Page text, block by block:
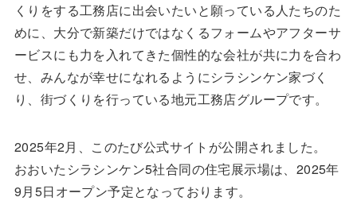
くりをする工務店に出会いたいと願っている人たちのた
めに、大分で新築だけではなくるフォームやアフターサ
ービスにも力を入れてきた個性的な会社が共に力を合わ
せ、みんなが幸せになれるようにシラシンケン家づく
り、街づくりを行っている地元工務店グループです。
2025年2月、このたび公式サイトが公開されました。
おおいたシラシンケン5社合同の住宅展示場は、2025年
9月5日オープン予定となっております。